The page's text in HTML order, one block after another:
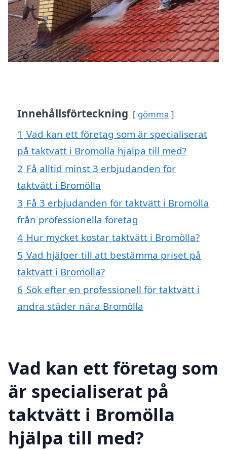
Innehållsförteckning gömma
1 Vad kan ett företag som är specialiserat
på taktvätt i Bromölla hjälpa till med?
2 Få alltid minst 3 erbjudanden för
taktvätt i Bromölla
3 Få 3 erbjudanden för taktvätt i Bromölla
från professionella företag
4 Hur mycket kostar taktvätt i Bromölla?
5 Vad hjälper till att bestämma priset på
taktvätt i Bromölla?
6 Sök efter en professionell för taktvätt i
andra städer nära Bromölla
Vad kan ett företag som
är specialiserat på
taktvätt i Bromölla
hjälpa till med?